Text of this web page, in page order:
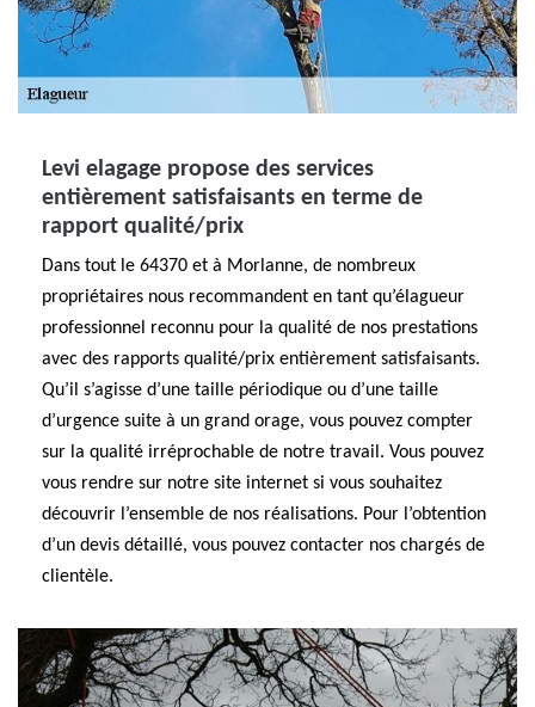
Levi elagage propose des services
entièrement satisfaisants en terme de
rapport qualité/prix
Dans tout le 64370 et à Morlanne, de nombreux
propriétaires nous recommandent en tant qu’élagueur
professionnel reconnu pour la qualité de nos prestations
avec des rapports qualité/prix entièrement satisfaisants.
Qu’il s’agisse d’une taille périodique ou d’une taille
d’urgence suite à un grand orage, vous pouvez compter
sur la qualité irréprochable de notre travail. Vous pouvez
vous rendre sur notre site internet si vous souhaitez
découvrir l’ensemble de nos réalisations. Pour l’obtention
d’un devis détaillé, vous pouvez contacter nos chargés de
clientèle.